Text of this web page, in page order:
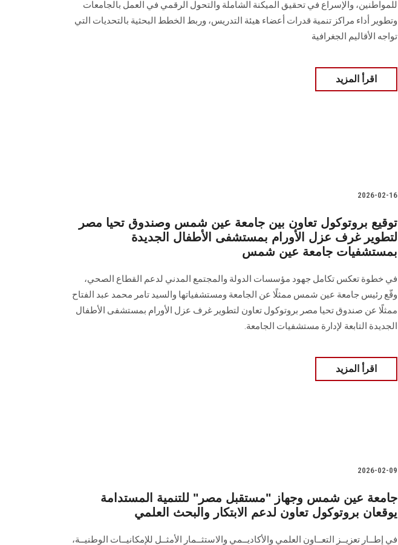
للمواطنين، والإسراع في تحقيق الميكنة الشاملة والتحول الرقمي في العمل بالجامعات
وتطوير أداء مراكز تنمية قدرات أعضاء هيئة التدريس، وربط الخطط البحثية بالتحديات التي
تواجه الأقاليم الجغرافية
اقرأ المزيد
2026-02-16
توقيع بروتوكول تعاون بين جامعة عين شمس وصندوق تحيا مصر
لتطوير غرف عزل الأورام بمستشفى الأطفال الجديدة
بمستشفيات جامعة عين شمس
في خطوة تعكس تكامل جهود مؤسسات الدولة والمجتمع المدني لدعم القطاع الصحي،
وقّع رئيس جامعة عين شمس ممثلًا عن الجامعة ومستشفياتها والسيد تامر محمد عبد الفتاح
ممثلًا عن صندوق تحيا مصر بروتوكول تعاون لتطوير غرف عزل الأورام بمستشفى الأطفال
الجديدة التابعة لإدارة مستشفيات الجامعة.
اقرأ المزيد
2026-02-09
جامعة عين شمس وجهاز "مستقبل مصر" للتنمية المستدامة
يوقعان بروتوكول تعاون لدعم الابتكار والبحث العلمي
في إطــار تعزيــز التعــاون العلمي والأكاديــمي والاستثــمار الأمثــل للإمكانيــات الوطنيــة،